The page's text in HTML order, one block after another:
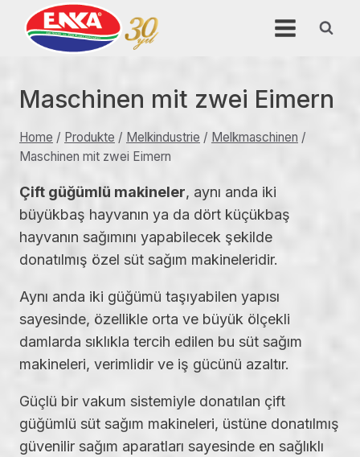
content
Maschinen mit zwei Eimern
Home / Produkte / Melkindustrie / Melkmaschinen /
Maschinen mit zwei Eimern
Çift güğümlü makineler, aynı anda iki
büyükbaş hayvanın ya da dört küçükbaş
hayvanın sağımını yapabilecek şekilde
donatılmış özel süt sağım makineleridir.
Aynı anda iki güğümü taşıyabilen yapısı
sayesinde, özellikle orta ve büyük ölçekli
damlarda sıklıkla tercih edilen bu süt sağım
makineleri, verimlidir ve iş gücünü azaltır.
Güçlü bir vakum sistemiyle donatılan çift
güğümlü süt sağım makineleri, üstüne donatılmış
güvenilir sağım aparatları sayesinde en sağlıklı